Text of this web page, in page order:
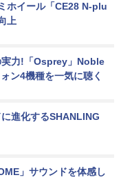
ホイール「CE28 N-plu
上
実力!「Osprey」Noble
ン4機種を一気に聴く
進化するSHANLING
」サウンドを体感し